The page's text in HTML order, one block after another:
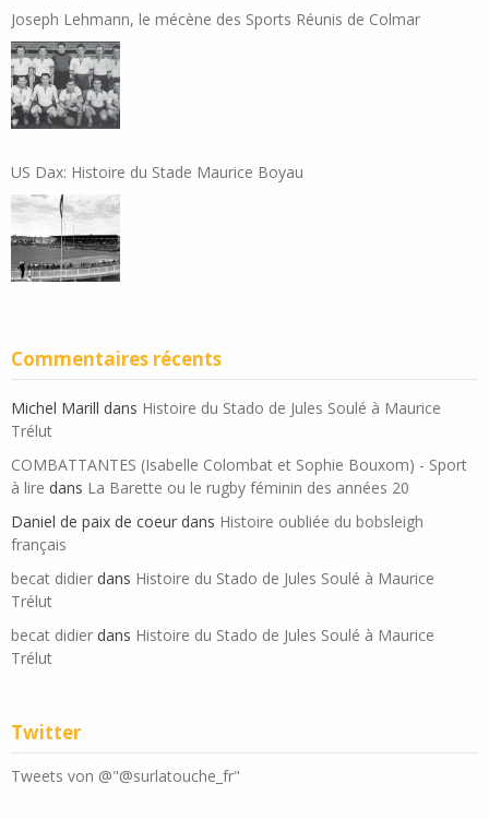
Joseph Lehmann, le mécène des Sports Réunis de Colmar
US Dax: Histoire du Stade Maurice Boyau
Commentaires récents
Michel Marill dans Histoire du Stado de Jules Soulé à Maurice
Trélut
COMBATTANTES (Isabelle Colombat et Sophie Bouxom) - Sport
à lire dans La Barette ou le rugby féminin des années 20
Daniel de paix de coeur dans Histoire oubliée du bobsleigh
français
becat didier dans Histoire du Stado de Jules Soulé à Maurice
Trélut
becat didier dans Histoire du Stado de Jules Soulé à Maurice
Trélut
Twitter
Tweets von @"@surlatouche_fr"